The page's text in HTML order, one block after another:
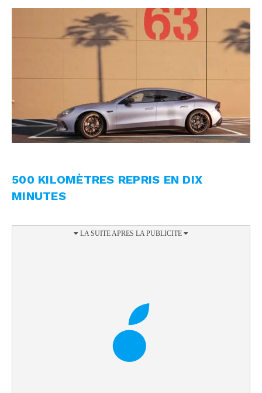
500 KILOMÈTRES REPRIS EN DIX
MINUTES